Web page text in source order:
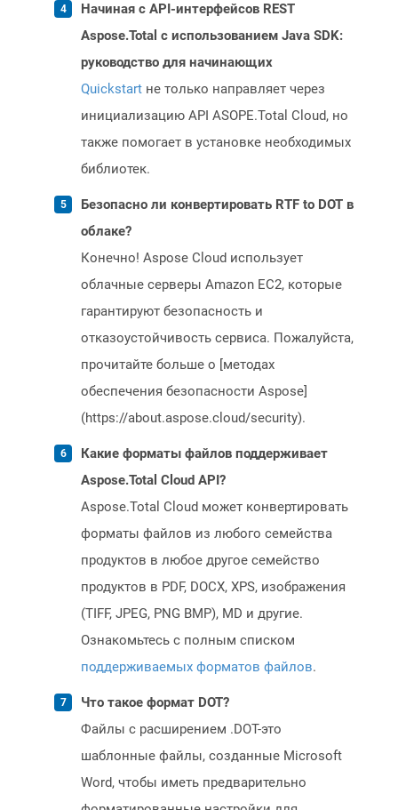
Начиная с API-интерфейсов REST
Aspose.Total с использованием Java SDK:
руководство для начинающих
Quickstart не только направляет через
инициализацию API ASOPE.Total Cloud, но
также помогает в установке необходимых
библиотек.
Безопасно ли конвертировать RTF to DOT в
облаке?
Конечно! Aspose Cloud использует
облачные серверы Amazon EC2, которые
гарантируют безопасность и
отказоустойчивость сервиса. Пожалуйста,
прочитайте больше о [методах
обеспечения безопасности Aspose]
(https://about.aspose.cloud/security).
Какие форматы файлов поддерживает
Aspose.Total Cloud API?
Aspose.Total Cloud может конвертировать
форматы файлов из любого семейства
продуктов в любое другое семейство
продуктов в PDF, DOCX, XPS, изображения
(TIFF, JPEG, PNG BMP), MD и другие.
Ознакомьтесь с полным списком
поддерживаемых форматов файлов.
Что такое формат DOT?
Файлы с расширением .DOT-это
шаблонные файлы, созданные Microsoft
Word, чтобы иметь предварительно